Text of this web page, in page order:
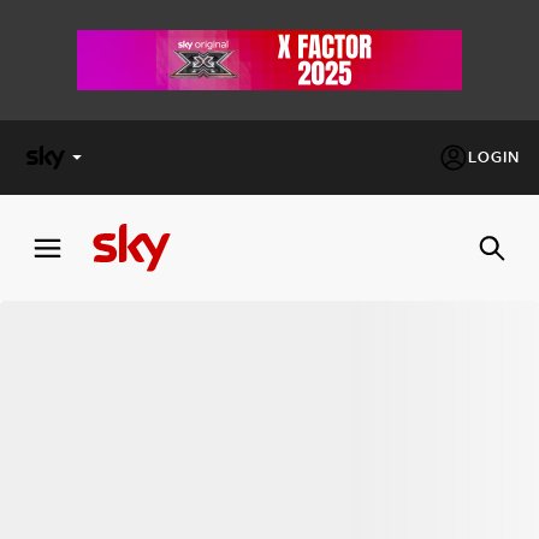
LOGIN
FACTOR